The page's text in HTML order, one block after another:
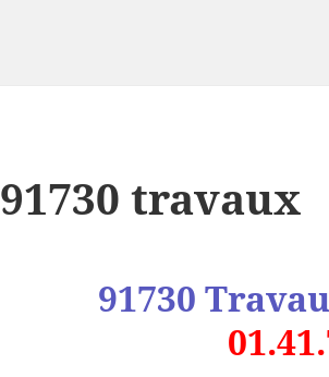
91730 travaux
91730